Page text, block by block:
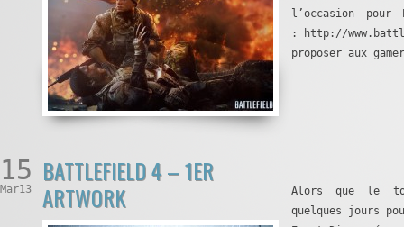
l’occasion
: http://
proposer aux
15
Mar13
BATTLEFIELD 4 – 1ER
ARTWORK
Alors que le
quelques jours